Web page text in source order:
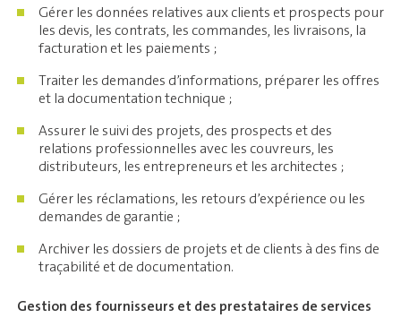
Gérer les données relatives aux clients et prospects pour
les devis, les contrats, les commandes, les livraisons, la
facturation et les paiements ;
Traiter les demandes d’informations, préparer les offres
et la documentation technique ;
Assurer le suivi des projets, des prospects et des
relations professionnelles avec les couvreurs, les
distributeurs, les entrepreneurs et les architectes ;
Gérer les réclamations, les retours d’expérience ou les
demandes de garantie ;
Archiver les dossiers de projets et de clients à des fins de
traçabilité et de documentation.
Gestion des fournisseurs et des prestataires de services